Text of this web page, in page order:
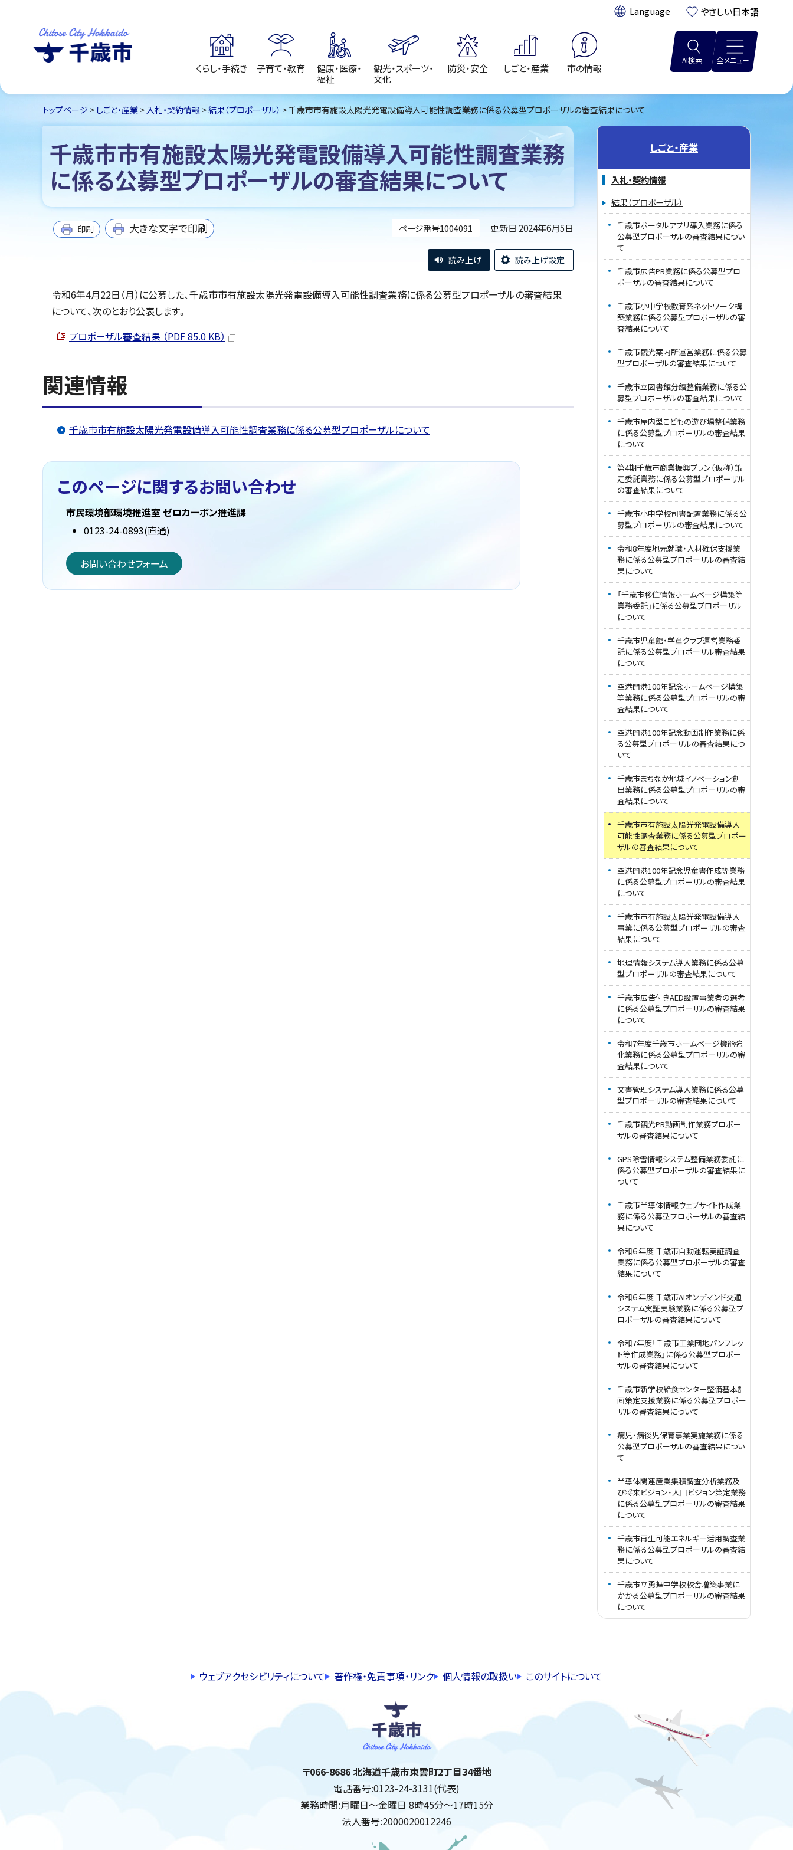
翻訳: やさしい日本語
くらし・手続き 子育て・教育
健康・医療・
福祉
観光・スポーツ・
文化
防災・安全 しごと・産業 市の情報
AI検索 全メニュー
トップページ > しごと・産業 >入札・契約情報 >結果（プロポーザル） > 千歳市市有施設太陽光発電設備導入可能性調査業務に係る公募型プロポーザルの審査結果について
千歳市市有施設太陽光発電設備導入可能性調査業務
に係る公募型プロポーザルの審査結果について
ページ番号1004091 更新日 2024年6月5日
印刷 大きな文字で印刷
読み上げ 読み上げ設定
令和6年4月22日（月）に公募した、千歳市市有施設太陽光発電設備導入可能性調査業務に係る公募型プロポーザルの審査結果
について、次のとおり公表します。
プロポーザル審査結果 （PDF 85.0 KB）
関連情報
千歳市市有施設太陽光発電設備導入可能性調査業務に係る公募型プロポーザルについて
このページに関するお問い合わせ
市民環境部環境推進室 ゼロカーボン推進課
0123-24-0893(直通)
お問い合わせフォーム
しごと・産業
入札・契約情報
結果（プロポーザル）
千歳市ポータルアプリ導入業務に係る
公募型プロポーザルの審査結果につい
て
千歳市広告PR業務に係る公募型プロ
ポーザルの審査結果について
千歳市小中学校教育系ネットワーク構
築業務に係る公募型プロポーザルの審
査結果について
千歳市観光案内所運営業務に係る公募
型プロポーザルの審査結果について
千歳市立図書館分館整備業務に係る公
募型プロポーザルの審査結果について
千歳市屋内型こどもの遊び場整備業務
に係る公募型プロポーザルの審査結果
について
第4期千歳市商業振興プラン（仮称）策
定委託業務に係る公募型プロポーザル
の審査結果について
千歳市小中学校司書配置業務に係る公
募型プロポーザルの審査結果について
令和8年度地元就職・人材確保支援業
務に係る公募型プロポーザルの審査結
果について
「千歳市移住情報ホームページ構築等
業務委託」に係る公募型プロポーザル
について
千歳市児童館・学童クラブ運営業務委
託に係る公募型プロポーザル審査結果
について
空港開港100年記念ホームページ構築
等業務に係る公募型プロポーザルの審
査結果について
空港開港100年記念動画制作業務に係
る公募型プロポーザルの審査結果につ
いて
千歳市まちなか地域イノベーション創
出業務に係る公募型プロポーザルの審
査結果について
千歳市市有施設太陽光発電設備導入
可能性調査業務に係る公募型プロポー
ザルの審査結果について
空港開港100年記念児童書作成等業務
に係る公募型プロポーザルの審査結果
について
千歳市市有施設太陽光発電設備導入
事業に係る公募型プロポーザルの審査
結果について
地理情報システム導入業務に係る公募
型プロポーザルの審査結果について
千歳市広告付きAED設置事業者の選考
に係る公募型プロポーザルの審査結果
について
令和7年度千歳市ホームページ機能強
化業務に係る公募型プロポーザルの審
査結果について
文書管理システム導入業務に係る公募
型プロポーザルの審査結果について
千歳市観光PR動画制作業務プロポー
ザルの審査結果について
GPS除雪情報システム整備業務委託に
係る公募型プロポーザルの審査結果に
ついて
千歳市半導体情報ウェブサイト作成業
務に係る公募型プロポーザルの審査結
果について
令和６年度 千歳市自動運転実証調査
業務に係る公募型プロポーザルの審査
結果について
令和６年度 千歳市AIオンデマンド交通
システム実証実験業務に係る公募型プ
ロポーザルの審査結果について
令和7年度「千歳市工業団地パンフレッ
ト等作成業務」に係る公募型プロポー
ザルの審査結果について
千歳市新学校給食センター整備基本計
画策定支援業務に係る公募型プロポー
ザルの審査結果について
病児・病後児保育事業実施業務に係る
公募型プロポーザルの審査結果につい
て
半導体関連産業集積調査分析業務及
び将来ビジョン・人口ビジョン策定業務
に係る公募型プロポーザルの審査結果
について
千歳市再生可能エネルギー活用調査業
務に係る公募型プロポーザルの審査結
果について
千歳市立勇舞中学校校舎増築事業に
かかる公募型プロポーザルの審査結果
について
ウェブアクセシビリティについて 著作権・免責事項・リンク 個人情報の取扱い このサイトについて
千歳市
住所:
〒066-8686 北海道千歳市東雲町2丁目34番地
電話番号:0123-24-3131(代表)
業務時間:月曜日～金曜日 8時45分～17時15分
法人番号:2000020012246